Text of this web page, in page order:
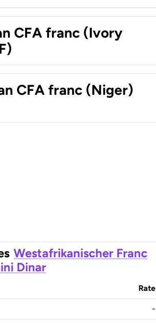
CFA franc (Ivory
CFA franc (Niger)
Westafrikanischer Franc
Dinar
Rate
-